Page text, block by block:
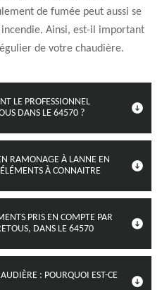
de fumée peut aussi se
Ainsi, est-il important
de votre chaudière.
LE PROFESSIONNEL
DANS LE 64570 ?
RAMONAGE À LANNE EN
À CONNAITRE
PRIS EN COMPTE PAR
DANS LE 64570
: POURQUOI EST-CE